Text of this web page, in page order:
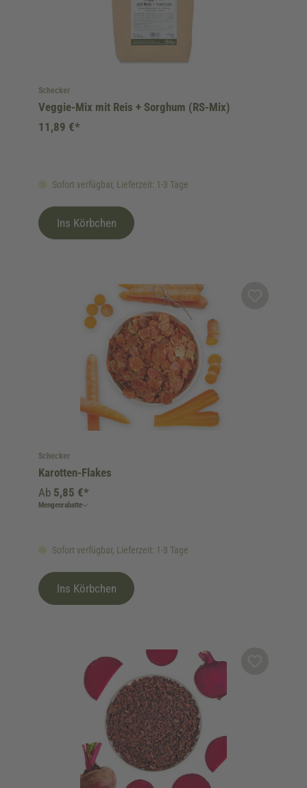
Schecker
Veggie-Mix mit Reis + Sorghum (RS-Mix)
Sofort verfügbar, Lieferzeit: 1-3 Tage
11,89 €*
Ins Körbchen
Schecker
Karotten-Flakes
Sofort verfügbar, Lieferzeit: 1-3 Tage
Ab 5,85 €*
Mengenrabatte
Ins Körbchen